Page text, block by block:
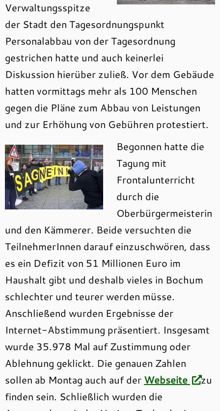
Verwaltungsspitze
der Stadt den Tagesordnungspunkt
Personalabbau von der Tagesordnung
gestrichen hatte und auch keinerlei
Diskussion hierüber zuließ. Vor dem Gebäude
hatten vormittags mehr als 100 Menschen
gegen die Pläne zum Abbau von Leistungen
und zur Erhöhung von Gebühren protestiert.
Begonnen hatte die
Tagung mit
Frontalunterricht
durch die
Oberbürgermeisterin
und den Kämmerer. Beide versuchten die
TeilnehmerInnen darauf einzuschwören, dass
es ein Defizit von 51 Millionen Euro im
Haushalt gibt und deshalb vieles in Bochum
schlechter und teurer werden müsse.
Anschließend wurden Ergebnisse der
Internet-Abstimmung präsentiert. Insgesamt
wurde 35.978 Mal auf Zustimmung oder
Ablehnung geklickt. Die genauen Zahlen
sollen ab Montag auch auf der Webseite
zu
finden sein. Schließlich wurden die